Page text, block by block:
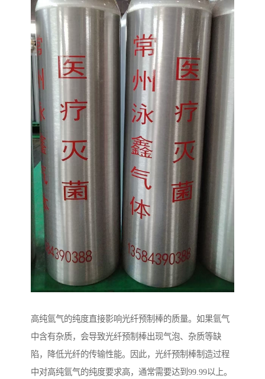
高纯氩气的纯度直接影响光纤预制棒的质量。如果氩气
中含有杂质，会导致光纤预制棒出现气泡、杂质等缺
陷，降低光纤的传输性能。因此，光纤预制棒制造过程
中对高纯氩气的纯度要求高，通常需要达到99.99以上。